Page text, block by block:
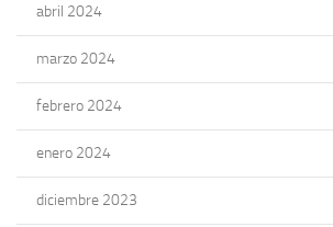
abril 2024
marzo 2024
febrero 2024
enero 2024
diciembre 2023